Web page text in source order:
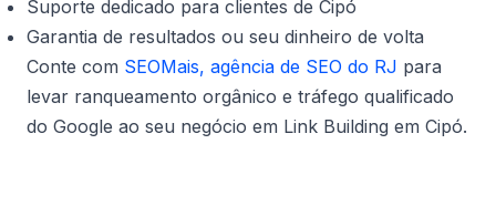
Suporte dedicado para clientes de Cipó
Garantia de resultados ou seu dinheiro de volta
Conte com SEOMais, agência de SEO do RJ para
levar ranqueamento orgânico e tráfego qualificado
do Google ao seu negócio em Link Building em Cipó.